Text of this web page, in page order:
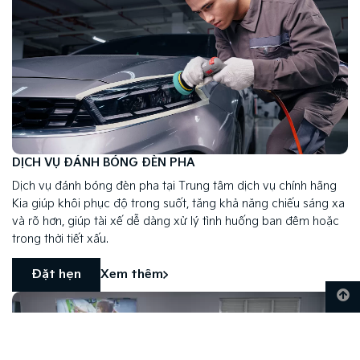
DỊCH VỤ ĐÁNH BÓNG ĐÈN PHA
Dịch vụ đánh bóng đèn pha tại Trung tâm dịch vụ chính hãng
Kia giúp khôi phục độ trong suốt, tăng khả năng chiếu sáng xa
và rõ hơn, giúp tài xế dễ dàng xử lý tình huống ban đêm hoặc
trong thời tiết xấu.
Đặt hẹn Xem thêm